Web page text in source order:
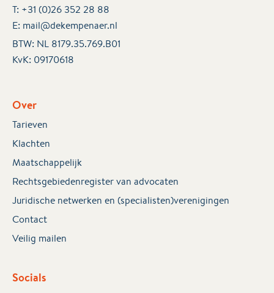
T: +31 (0)26 352 28 88
E: mail@dekempenaer.nl
BTW: NL 8179.35.769.B01
KvK: 09170618
Over
Tarieven
Klachten
Maatschappelijk
Rechtsgebiedenregister van advocaten
Juridische netwerken en (specialisten)verenigingen
Contact
Veilig mailen
Socials